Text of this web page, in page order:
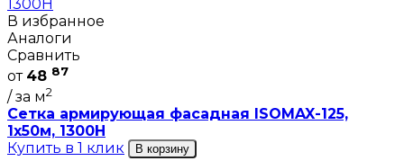
В избранное
Аналоги
Сравнить
от 48 87
/ за м2
Сетка армирующая фасадная ISOMAX-125,
1х50м, 1300H
Купить в 1 клик
В корзину